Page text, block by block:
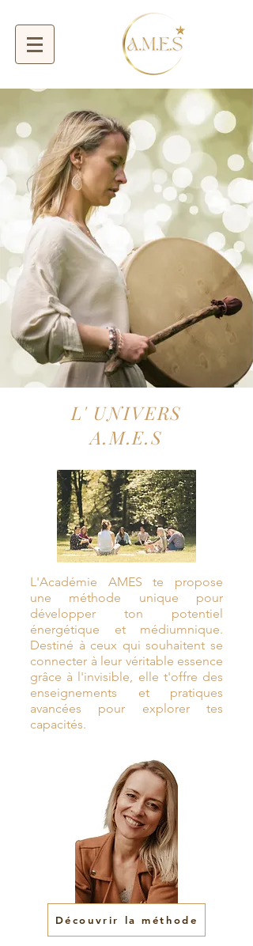
L' UNIVERS
A.M.E.S
L'Académie AMES te propose
une méthode unique pour
développer ton potentiel
énergétique et médiumnique.
Destiné à ceux qui souhaitent se
connecter à leur véritable essence
grâce à l'invisible, elle t'offre des
enseignements et pratiques
avancées pour explorer tes
capacités.
Découvrir la méthode